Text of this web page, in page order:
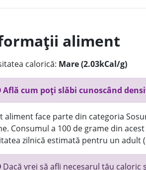
aliment
calorică: Mare (2.03kCal/g)
Află cum poți slăbi cunoscând
aliment face parte din categoria
Consumul a 100 de grame din
zilnică estimată pentru un adult
Dacă vrei să afli necesarul tău